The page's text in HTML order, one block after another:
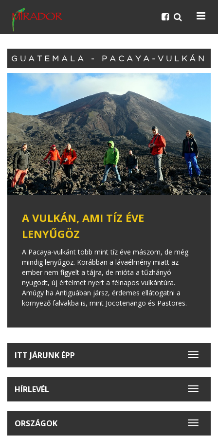
GUATEMALA - PACAYA-VULKÁN
A VULKÁN, AMI TÍZ ÉVE
LENYŰGÖZ
A Pacaya-vulkánt több mint tíz éve mászom, de még
mindig lenyűgöz. Korábban a lávaélmény miatt az
ember nem figyelt a tájra, de mióta a tűzhányó
nyugodt, új értelmet nyert a félnapos vulkántúra.
Amúgy ha Antiguában jársz, érdemes ellátogatni a
környező falvakba is, mint Jocotenango és Pastores.
Toggle
ITT JÁRUNK ÉPP
Toggle
HÍRLEVÉL
Toggle
ORSZÁGOK